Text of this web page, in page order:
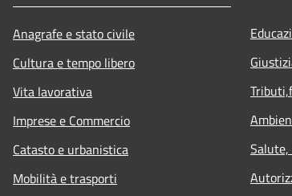
Anagrafe e stato civile
Cultura e tempo libero
Vita lavorativa
Imprese e Commercio
Catasto e urbanistica
Mobilità e trasporti
Salute,